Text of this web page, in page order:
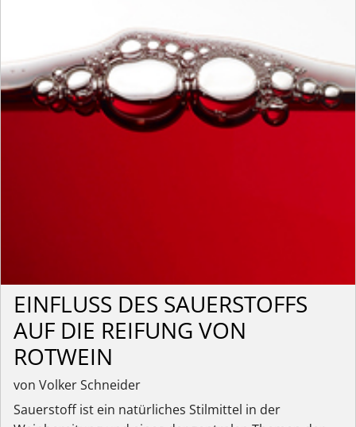
EINFLUSS DES SAUERSTOFFS
AUF DIE REIFUNG VON
ROTWEIN
von Volker Schneider
Sauerstoff ist ein natürliches Stilmittel in der